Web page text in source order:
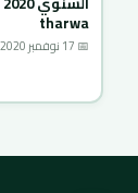
tharwa
📅 17 نوفمبر 2020